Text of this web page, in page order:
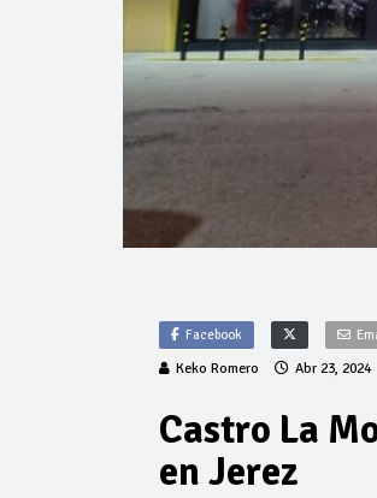
Facebook
Keko Romero Abr 23, 2024
Castro La
en Jerez